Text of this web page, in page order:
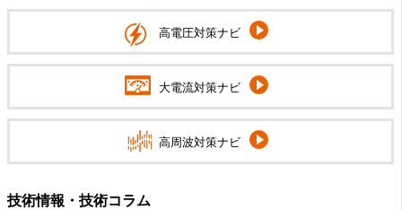
高電圧対策ナビ
大電流対策ナビ
高周波対策ナビ
技術情報・技術コラム